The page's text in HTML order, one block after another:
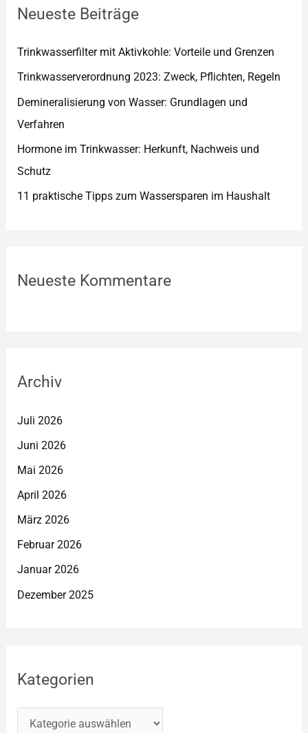
Neueste Beiträge
Trinkwasserfilter mit Aktivkohle: Vorteile und Grenzen
Trinkwasserverordnung 2023: Zweck, Pflichten, Regeln
Demineralisierung von Wasser: Grundlagen und
Verfahren
Hormone im Trinkwasser: Herkunft, Nachweis und
Schutz
11 praktische Tipps zum Wassersparen im Haushalt
Neueste Kommentare
Archiv
Juli 2026
Juni 2026
Mai 2026
April 2026
März 2026
Februar 2026
Januar 2026
Dezember 2025
Kategorien
r
e
n